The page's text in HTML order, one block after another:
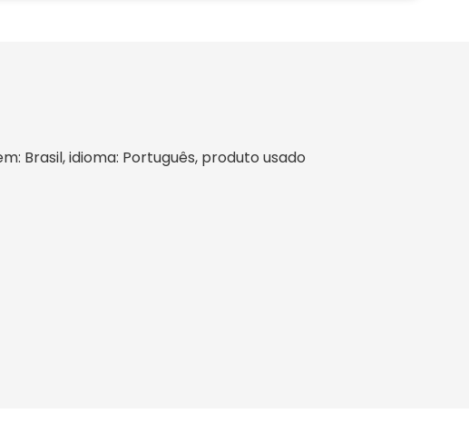
Brasil, idioma: Português, produto usado